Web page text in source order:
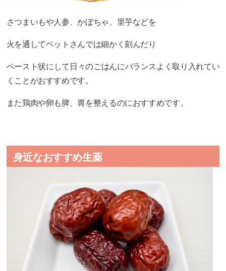
さつまいもや人参、かぼちゃ、里芋などを
火を通してペットさんでは細かく刻んだり
ペースト状にして日々のごはんにバランスよく取り入れてい
くことがおすすめです。
また鶏肉や卵も脾、胃を整えるのにおすすめです。
身近なおすすめ生薬